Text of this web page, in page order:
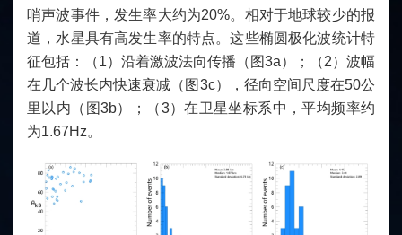
哨声波事件，发生率大约为20%。相对于地球较少的报
道，水星具有高发生率的特点。这些椭圆极化波统计特
征包括：（1）沿着激波法向传播（图3a）；（2）波幅
在几个波长内快速衰减（图3c），径向空间尺度在50公
里以内（图3b）；（3）在卫星坐标系中，平均频率约
为1.67Hz。